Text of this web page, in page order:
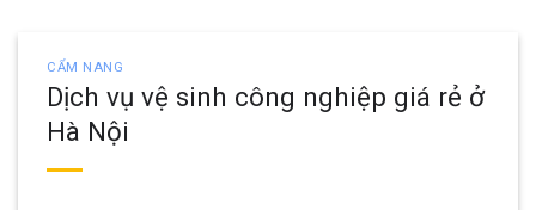
CẨM NANG
Dịch vụ vệ sinh công nghiệp giá rẻ ở
Hà Nội